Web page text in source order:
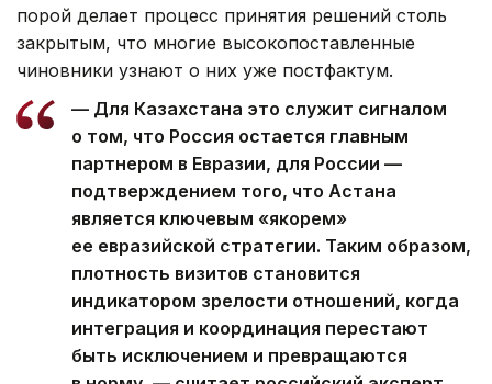
порой делает процесс принятия решений столь
закрытым, что многие высокопоставленные
чиновники узнают о них уже постфактум.
— Для Казахстана это служит сигналом
о том, что Россия остается главным
партнером в Евразии, для России —
подтверждением того, что Астана
является ключевым «якорем»
ее евразийской стратегии. Таким образом,
плотность визитов становится
индикатором зрелости отношений, когда
интеграция и координация перестают
быть исключением и превращаются